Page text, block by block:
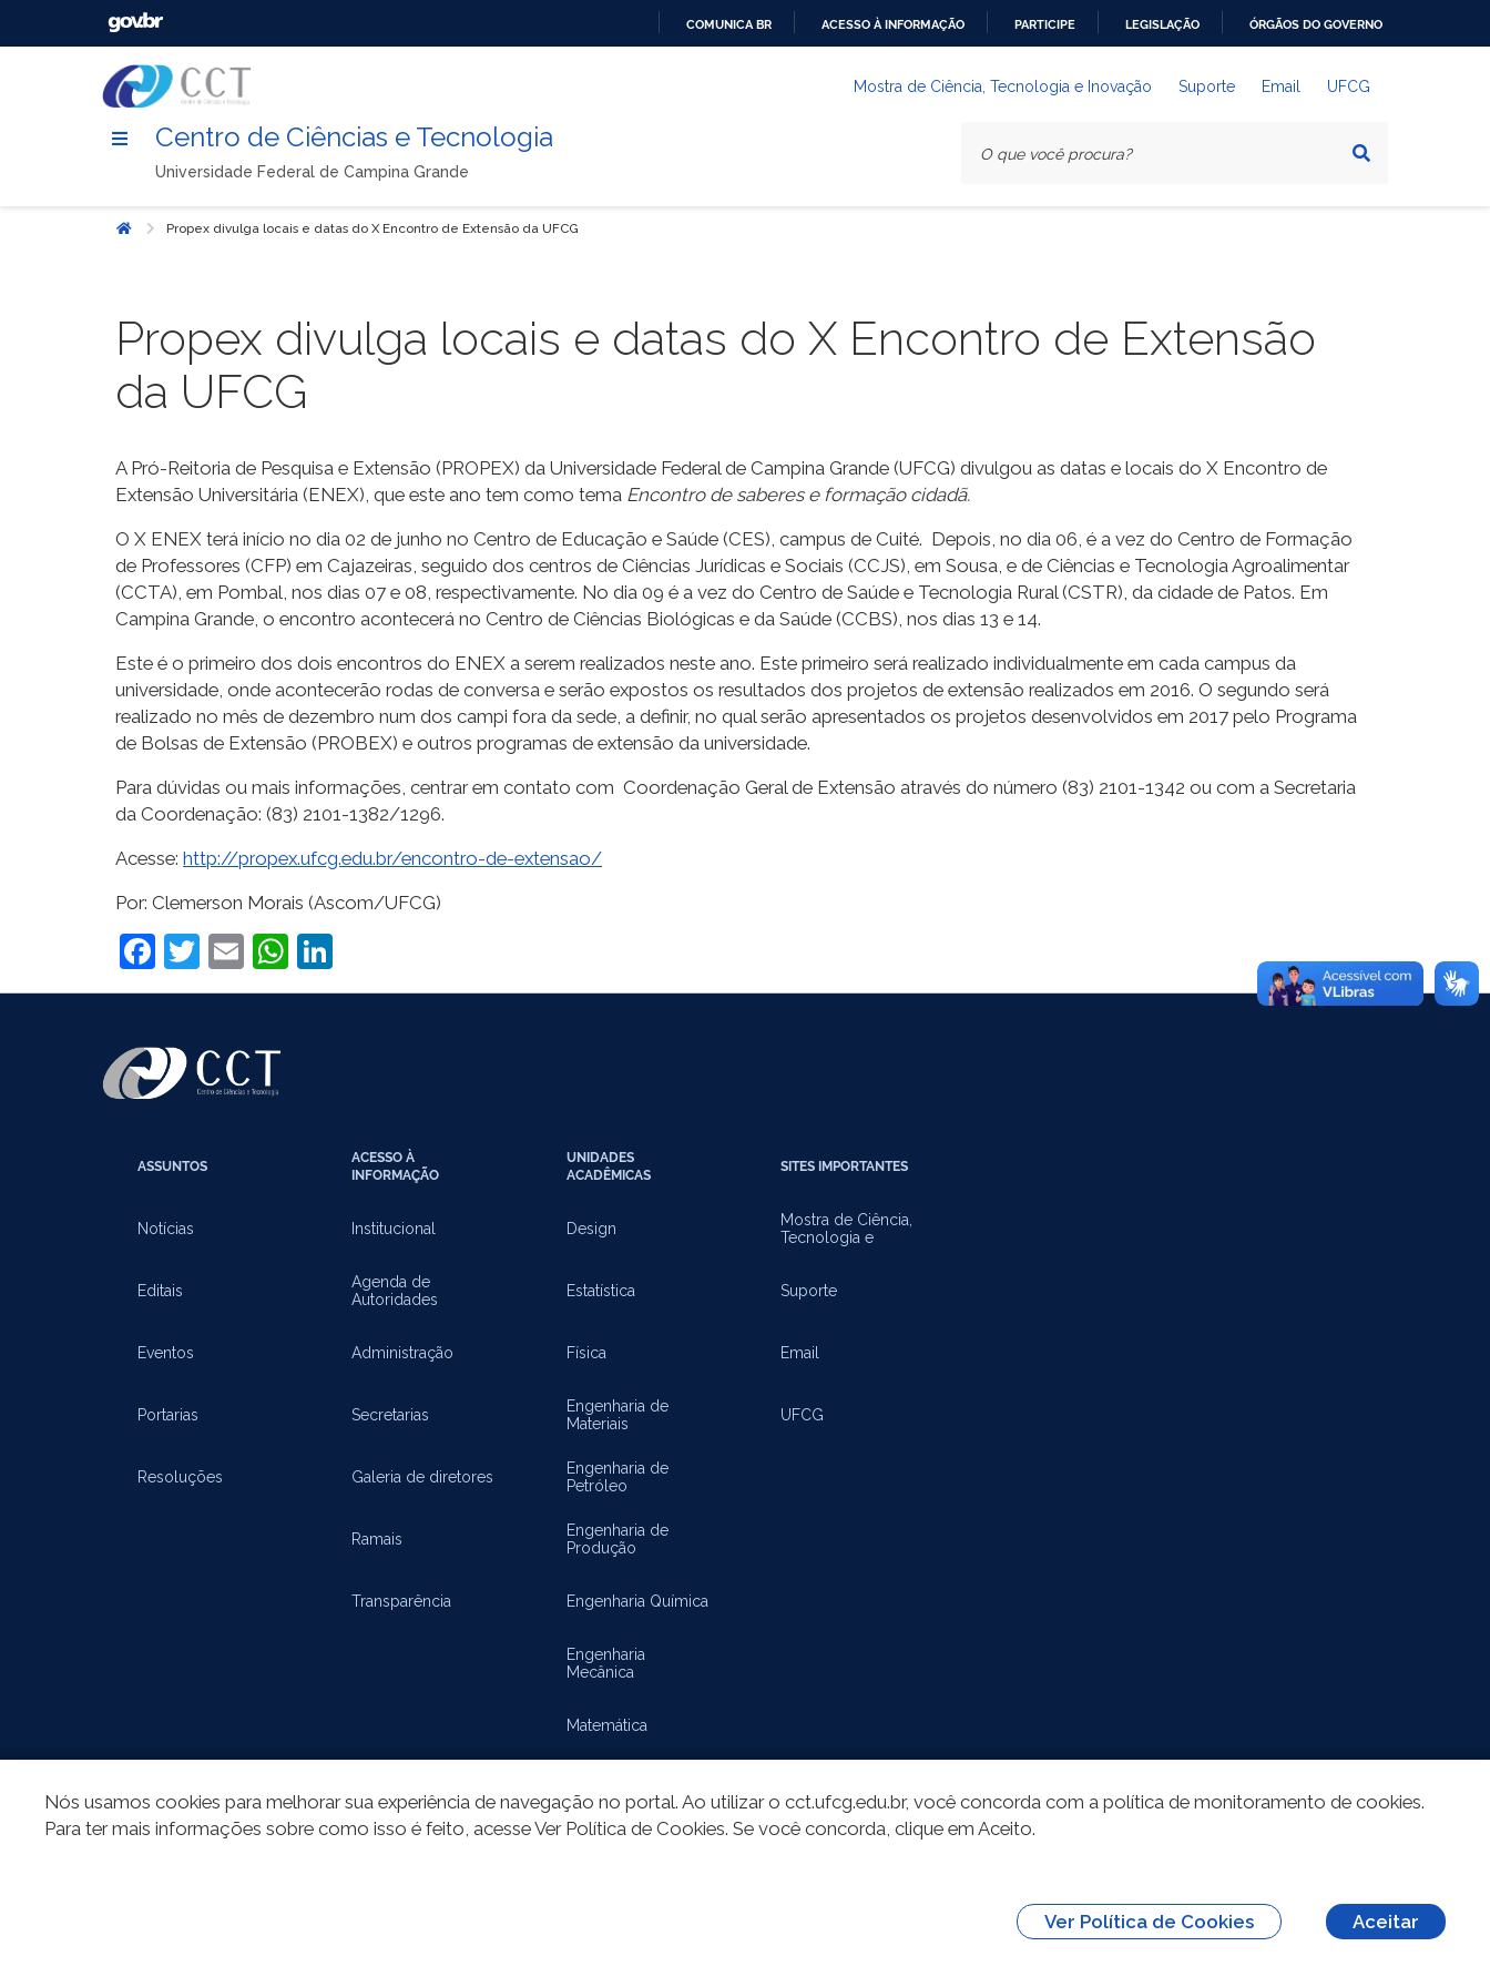
COMUNICA BR ACESSO À INFORMAÇÃO PARTICIPE LEGISLAÇÃO ÓRGÃOS DO GOVERNO
Mostra de Ciência, Tecnologia e Inovação Suporte Email UFCG
Centro de Ciências e Tecnologia
Universidade Federal de Campina Grande
Início Propex divulga locais e datas do X Encontro de Extensão da UFCG
Propex divulga locais e datas do X Encontro de Extensão
da UFCG
A Pró-Reitoria de Pesquisa e Extensão (PROPEX) da Universidade Federal de Campina Grande (UFCG) divulgou as datas e locais do X Encontro de
Extensão Universitária (ENEX), que este ano tem como tema Encontro de saberes e formação cidadã.
O X ENEX terá início no dia 02 de junho no Centro de Educação e Saúde (CES), campus de Cuité. Depois, no dia 06, é a vez do Centro de Formação
de Professores (CFP) em Cajazeiras, seguido dos centros de Ciências Jurídicas e Sociais (CCJS), em Sousa, e de Ciências e Tecnologia Agroalimentar
(CCTA), em Pombal, nos dias 07 e 08, respectivamente. No dia 09 é a vez do Centro de Saúde e Tecnologia Rural (CSTR), da cidade de Patos. Em
Campina Grande, o encontro acontecerá no Centro de Ciências Biológicas e da Saúde (CCBS), nos dias 13 e 14.
Este é o primeiro dos dois encontros do ENEX a serem realizados neste ano. Este primeiro será realizado individualmente em cada campus da
universidade, onde acontecerão rodas de conversa e serão expostos os resultados dos projetos de extensão realizados em 2016. O segundo será
realizado no mês de dezembro num dos campi fora da sede, a definir, no qual serão apresentados os projetos desenvolvidos em 2017 pelo Programa
de Bolsas de Extensão (PROBEX) e outros programas de extensão da universidade.
Para dúvidas ou mais informações, centrar em contato com Coordenação Geral de Extensão através do número (83) 2101-1342 ou com a Secretaria
da Coordenação: (83) 2101-1382/1296.
Acesse: http://propex.ufcg.edu.br/encontro-de-extensao/
Por: Clemerson Morais (Ascom/UFCG)
Facebook
Twitter
EmailWhatsApp
ASSUNTOS
Notícias
Editais
Eventos
Portarias
Resoluções
ACESSO À
INFORMAÇÃO
Institucional
Agenda de
Autoridades
Administração
Secretarias
Galeria de diretores
Ramais
Transparência
UNIDADES
ACADÊMICAS
Design
Estatística
Física
Engenharia de
Materiais
Engenharia de
Petróleo
Engenharia de
Produção
Engenharia Química
Engenharia
Mecânica
Matemática
SITES IMPORTANTES
Mostra de Ciência,
Tecnologia e
Suporte
Email
UFCG
REDES SOCIAIS
Nós usamos cookies para melhorar sua experiência de navegação no portal. Ao utilizar o cct.ufcg.edu.br, você concorda com a política de monitoramento de cookies.
Para ter mais informações sobre como isso é feito, acesse Ver Política de Cookies. Se você concorda, clique em Aceito.
Ver Política de Cookies Aceitar